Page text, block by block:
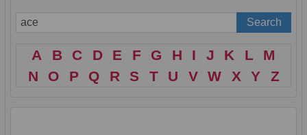
A B C D E F G H I J K L
M
N
O P Q R S T U V W X Y Z